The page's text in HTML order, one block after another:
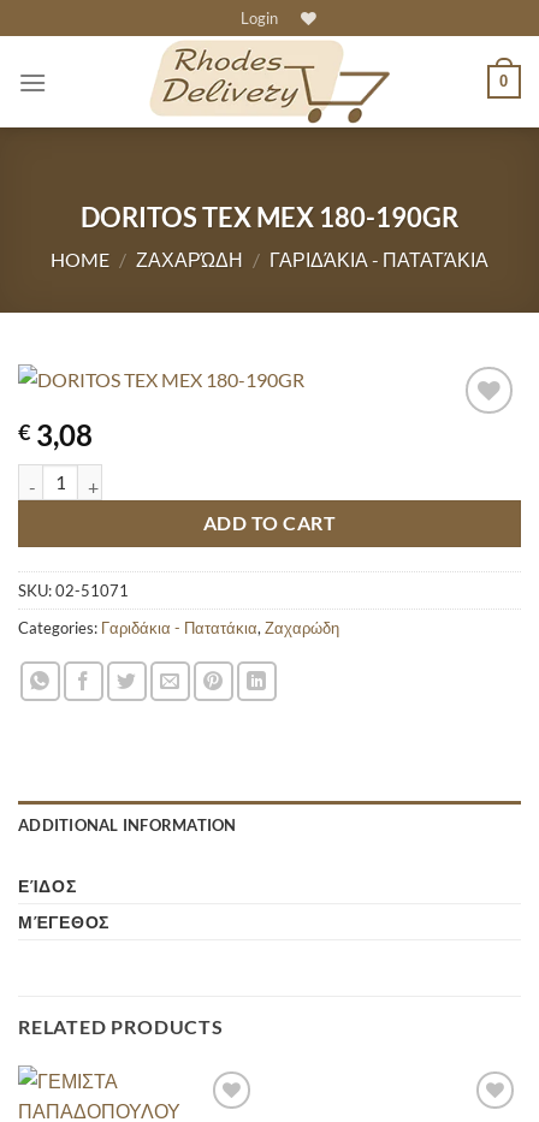
to
content
Login
0
DORITOS TEX MEX 180-190GR
HOME / ΖΑΧΑΡΏΔΗ / ΓΑΡΙΔΆΚΙΑ - ΠΑΤΑΤΆΚΙΑ
€ 3,08
DORITOS TEX MEX 180-190GR quantity
ADD TO CART
SKU:02-51071
Categories: Γαριδάκια - Πατατάκια,Ζαχαρώδη
ADDITIONAL INFORMATION
ΕΊΔΟΣ
ΜΈΓΕΘΟΣ
RELATED PRODUCTS